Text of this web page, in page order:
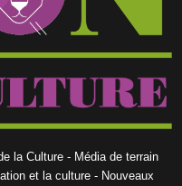
la Culture - Média de terrain
et la culture - Nouveaux